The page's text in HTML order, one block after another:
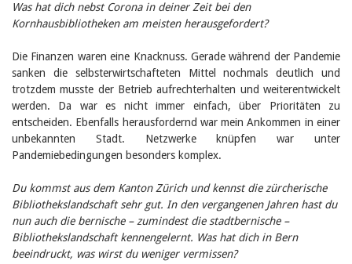
2023
2022
2020
2019
2018
2017
2016
2015
2014
Was hat dich nebst Corona in deiner Zeit bei den
Kornhausbibliotheken am meisten herausgefordert?
Die Finanzen waren eine Knacknuss. Gerade während der Pandemie
sanken die selbsterwirtschafteten Mittel nochmals deutlich und
trotzdem musste der Betrieb aufrechterhalten und weiterentwickelt
werden. Da war es nicht immer einfach, über Prioritäten zu
entscheiden. Ebenfalls herausfordernd war mein Ankommen in einer
unbekannten Stadt. Netzwerke knüpfen war unter
Pandemiebedingungen besonders komplex.
Du kommst aus dem Kanton Zürich und kennst die zürcherische
Bibliothekslandschaft sehr gut. In den vergangenen Jahren hast du
nun auch die bernische – zumindest die stadtbernische –
Bibliothekslandschaft kennengelernt. Was hat dich in Bern
beeindruckt, was wirst du weniger vermissen?